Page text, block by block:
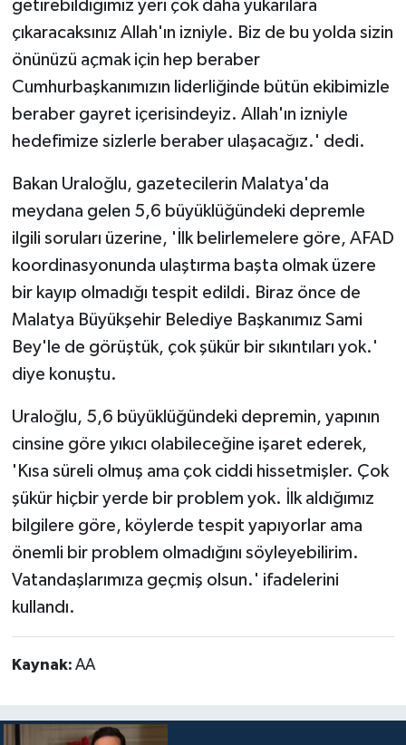
getirebildiğimiz yeri çok daha yukarılara
çıkaracaksınız Allah'ın izniyle. Biz de bu yolda sizin
önünüzü açmak için hep beraber
Cumhurbaşkanımızın liderliğinde bütün ekibimizle
beraber gayret içerisindeyiz. Allah'ın izniyle
hedefimize sizlerle beraber ulaşacağız.' dedi.
Bakan Uraloğlu, gazetecilerin Malatya'da
meydana gelen 5,6 büyüklüğündeki depremle
ilgili soruları üzerine, 'İlk belirlemelere göre, AFAD
koordinasyonunda ulaştırma başta olmak üzere
bir kayıp olmadığı tespit edildi. Biraz önce de
Malatya Büyükşehir Belediye Başkanımız Sami
Bey'le de görüştük, çok şükür bir sıkıntıları yok.'
diye konuştu.
Uraloğlu, 5,6 büyüklüğündeki depremin, yapının
cinsine göre yıkıcı olabileceğine işaret ederek,
'Kısa süreli olmuş ama çok ciddi hissetmişler. Çok
şükür hiçbir yerde bir problem yok. İlk aldığımız
bilgilere göre, köylerde tespit yapıyorlar ama
önemli bir problem olmadığını söyleyebilirim.
Vatandaşlarımıza geçmiş olsun.' ifadelerini
kullandı.
Kaynak: AA